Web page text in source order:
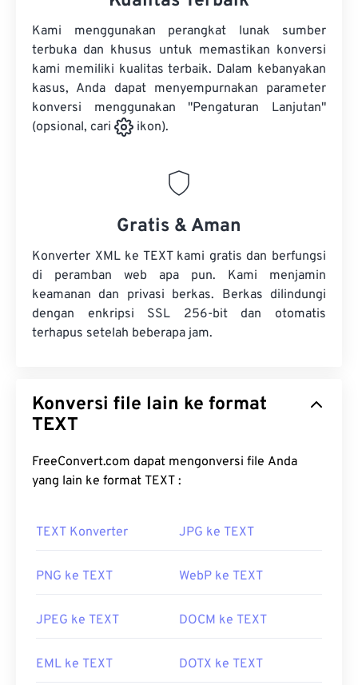
Kami menggunakan perangkat lunak sumber
terbuka dan khusus untuk memastikan konversi
kami memiliki kualitas terbaik. Dalam kebanyakan
kasus, Anda dapat menyempurnakan parameter
konversi menggunakan "Pengaturan Lanjutan"
(opsional, cari
ikon).
Gratis & Aman
Konverter XML ke TEXT kami gratis dan berfungsi
di peramban web apa pun. Kami menjamin
keamanan dan privasi berkas. Berkas dilindungi
dengan enkripsi SSL 256-bit dan otomatis
terhapus setelah beberapa jam.
Konversi file lain ke format
TEXT
FreeConvert.com dapat mengonversi file Anda
yang lain ke format TEXT :
TEXT Konverter JPG ke TEXT
PNG ke TEXT WebP ke TEXT
JPEG ke TEXT DOCM ke TEXT
EML ke TEXT DOTX ke TEXT